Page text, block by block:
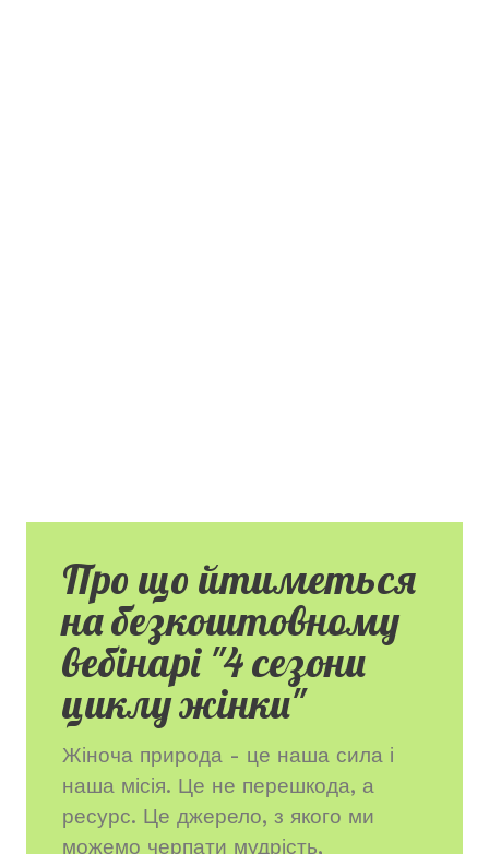
Про що йтиметься
на безкоштовному
вебінарі "4 сезони
циклу жінки"
Жіноча природа - це наша сила і
наша місія. Це не перешкода, а
ресурс. Це джерело, з якого ми
можемо черпати мудрість,